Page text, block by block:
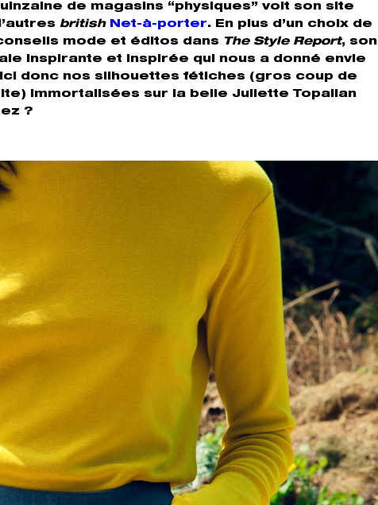
de magasins “physiques” voit son site
british Net-à-porter. En plus d’un choix de
mode et éditos dans The Style Report, son
inspirante et inspirée qui nous a donné envie
donc nos silhouettes fétiches (gros coup de
immortalisées sur la belle Juliette Topalian
?